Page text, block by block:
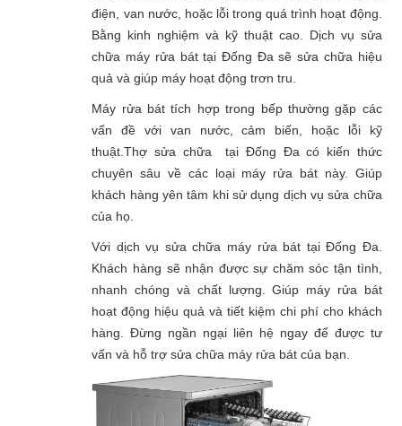
điện, van nước, hoặc lỗi trong quá trình hoạt động.
Bằng kinh nghiệm và kỹ thuật cao. Dịch vụ sửa
chữa máy rửa bát tại Đống Đa sẽ sửa chữa hiệu
quả và giúp máy hoạt động trơn tru.
Máy rửa bát tích hợp trong bếp thường gặp các
vấn đề với van nước, cảm biến, hoặc lỗi kỹ
thuật.Thợ sửa chữa tại Đống Đa có kiến thức
chuyên sâu về các loại máy rửa bát này. Giúp
khách hàng yên tâm khi sử dụng dịch vụ sửa chữa
của họ.
Với dịch vụ sửa chữa máy rửa bát tại Đống Đa.
Khách hàng sẽ nhận được sự chăm sóc tận tình,
nhanh chóng và chất lượng. Giúp máy rửa bát
hoạt động hiệu quả và tiết kiệm chi phí cho khách
hàng. Đừng ngần ngại liên hệ ngay để được tư
vấn và hỗ trợ sửa chữa máy rửa bát của bạn.